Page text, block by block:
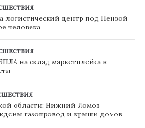
логистический центр под Пензой
человека
на склад маркетплейса в
области: Нижний Ломов
газопровод и крыши домов